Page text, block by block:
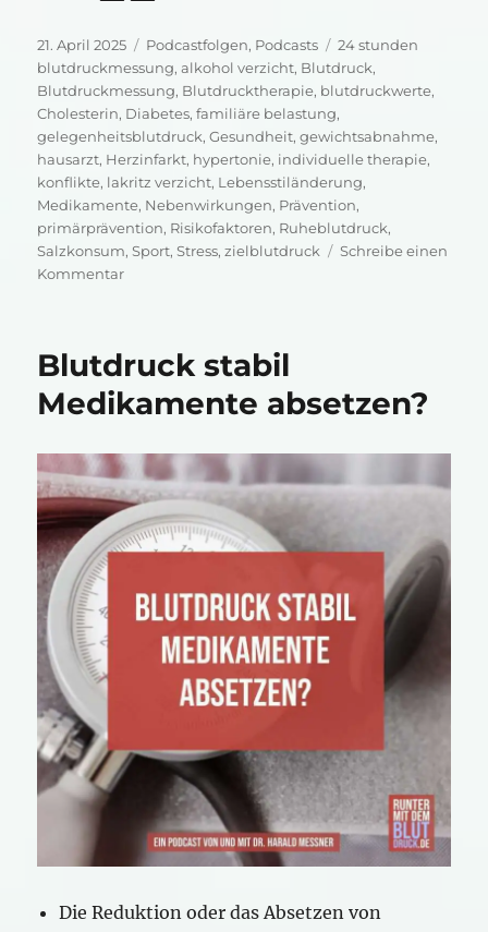
Veröffentlicht
am
21. April 2025 Kategorien
Podcastfolgen, Podcasts Schlagwörter
24 stunden
blutdruckmessung,alkohol verzicht, Blutdruck,
Blutdruckmessung, Blutdrucktherapie, blutdruckwerte,
Cholesterin, Diabetes,familiäre belastung,
gelegenheitsblutdruck,Gesundheit,gewichtsabnahme,
hausarzt, Herzinfarkt, hypertonie, individuelle therapie,
konflikte, lakritz verzicht, Lebensstiländerung,
Medikamente, Nebenwirkungen, Prävention,
primärprävention, Risikofaktoren, Ruheblutdruck,
Salzkonsum,Sport,Stress,zielblutdruck
Schreibe einen
Kommentarzu
wirklich
Blutdruck stabil
Medikamente absetzen?
Die Reduktion oder das Absetzen von